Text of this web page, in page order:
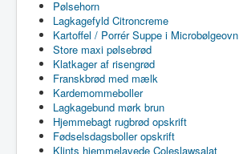
Pølsehorn
Lagkagefyld Citroncreme
Kartoffel / Porrér Suppe i Microbølgeovn
Store maxi pølsebrød
Klatkager af risengrød
Franskbrød med mælk
Kardemommeboller
Lagkagebund mørk brun
Hjemmebagt rugbrød opskrift
Fødselsdagsboller opskrift
Klints hjemmelavede Coleslawsalat